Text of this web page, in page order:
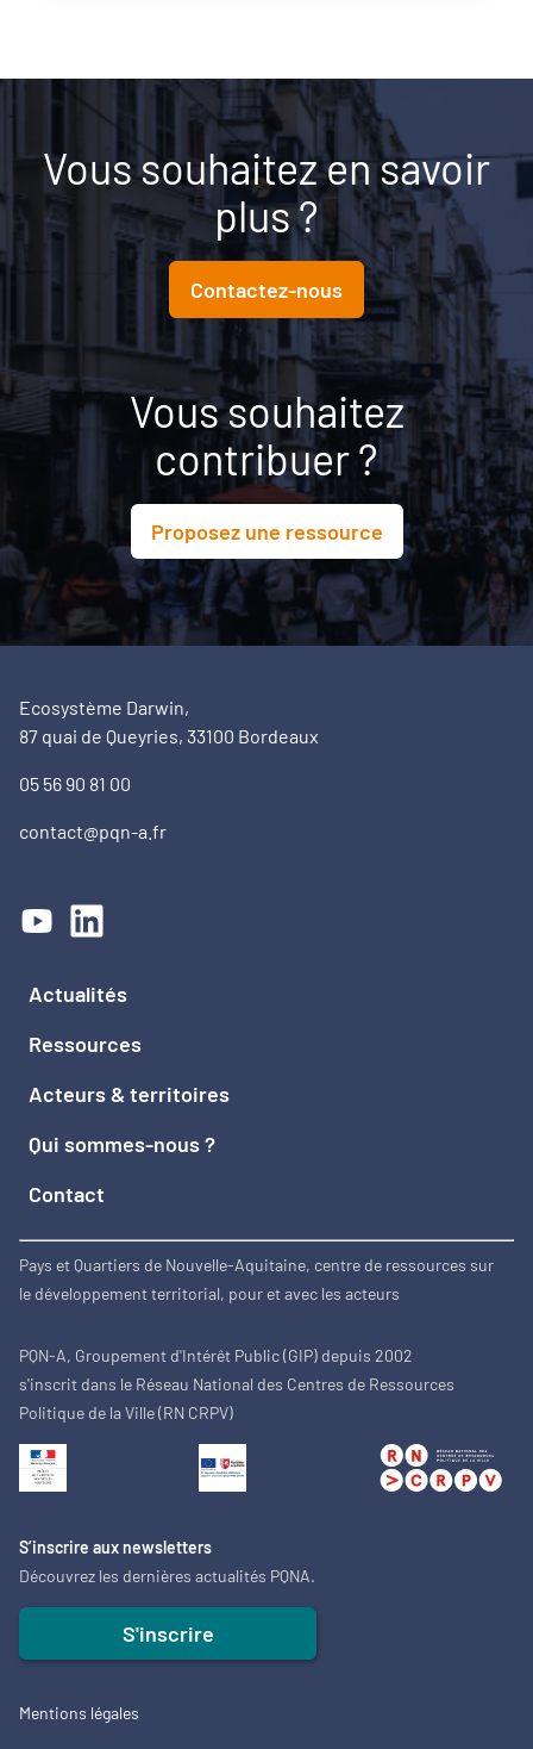
Vous souhaitez en savoir
plus ?
Contactez-nous
Vous souhaitez
contribuer ?
Proposez une ressource
Ecosystème Darwin,
87 quai de Queyries, 33100 Bordeaux
05 56 90 81 00
contact@pqn-a.fr
Actualités
Ressources
Acteurs & territoires
Qui sommes-nous ?
Contact
Pays et Quartiers de Nouvelle-Aquitaine, centre de ressources sur
le développement territorial, pour et avec les acteurs
PQN-A, Groupement d'Intérêt Public (GIP) depuis 2002
s'inscrit dans le Réseau National des Centres de Ressources
Politique de la Ville (RN CRPV)
S’inscrire aux newsletters
Découvrez les dernières actualités PQNA.
S'inscrire
Mentions légales